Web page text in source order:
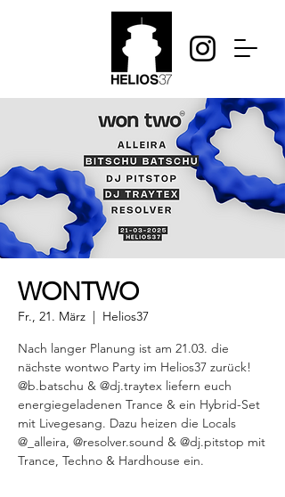
WONTWO
Fr., 21. März
  |
Helios37
Nach langer Planung ist am 21.03. die
nächste wontwo Party im Helios37 zurück!
@b.batschu & @dj.traytex liefern euch
energiegeladenen Trance & ein Hybrid-Set
mit Livegesang. Dazu heizen die Locals
@_alleira, @resolver.sound & @dj.pitstop mit
Trance, Techno & Hardhouse ein.